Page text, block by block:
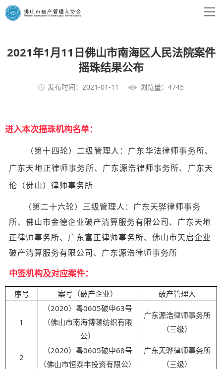
2021年1月11日佛山市南海区人民法院案件
摇珠结果公布
发布时间：2021-01-11 浏览量：4745
进入本次摇珠机构名单：
（第十四轮）二级管理人：广东华法律师事务所、
广东天地正律师事务所、广东源浩律师事务所、广东天
伦（佛山）律师事务所
（第二十六轮）三级管理人： 广东天骅律师事务
所、佛山市金德企业破产清算服务有限公司、广东天地
正律师事务所、广东富正律师事务所、佛山市天启企业
破产清算服务有限公司、广东源浩律师事务所
中签机构及对应案件：
序号 案号（破产企业） 破产管理人
1
（2020）粤0605破申63号
（佛山市南海博顿纺织有限
公）
广东源浩律师事务所
（三级）
2
（2020）粤0605破申68号
（佛山市恒泰丰投资有限公）
广东天骅律师事务所
（三级）